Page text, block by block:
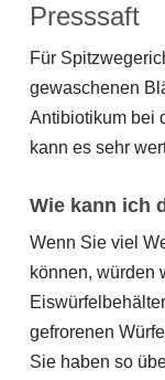
Presssaft
Für
gewaschenen
Antibiotikum bei
kann es sehr
Wie kann ich
Wenn Sie viel
können, würden
gefrorenen
Sie haben so